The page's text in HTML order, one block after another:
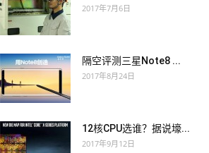
2017年7月6日
隔空评测三星Note8 ...
2017年8月24日
12核CPU选谁？据说壕...
2017年9月12日